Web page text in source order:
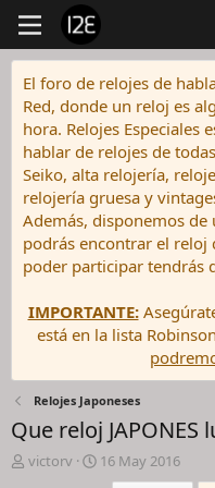
El foro de relojes de
Red, donde un reloj es
hora. Relojes Especiales
hablar de relojes de
Seiko, alta relojería,
relojería gruesa y
Además, disponemos
podrás encontrar el reloj
poder participar tendrás
IMPORTANTE:
está en la lista
Relojes Japoneses
Que reloj JAPONES
Ivictorv
F16 May 2016